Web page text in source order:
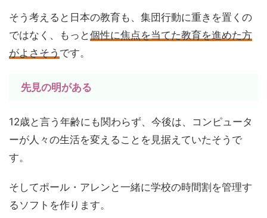
そう考えると日本の教育も、集団行動に重きを置くの
ではなく、もっと個性に焦点を当てた教育を進めた方
がよさそう です。
先見の明がある
12歳と言う年齢にも関わらず、今後は、コンピュータ
ーが人々の生活を変えることを見据えていたそうで
す。
そしてポール・アレンと一緒に学校の時間割を管理す
るソフトを作ります。